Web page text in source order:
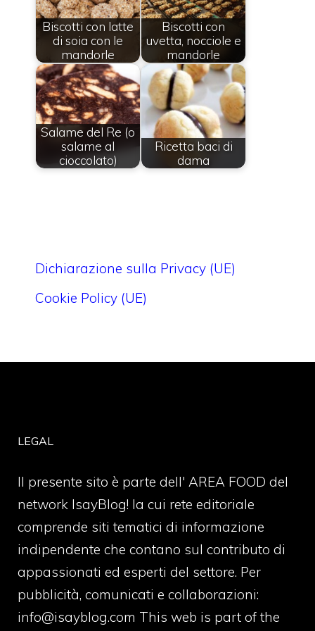
Biscotti con latte
di soia con le
mandorle
Biscotti con
uvetta, nocciole e
mandorle
Salame del Re (o
salame al
cioccolato)
Ricetta baci di
dama
Dichiarazione sulla Privacy (UE)
Cookie Policy (UE)
LEGAL
Il presente sito è parte dell' AREA FOOD del
network IsayBlog! la cui rete editoriale
comprende siti tematici di informazione
indipendente che contano sul contributo di
appassionati ed esperti del settore. Per
pubblicità, comunicati e collaborazioni:
info@isayblog.com This web is part of the